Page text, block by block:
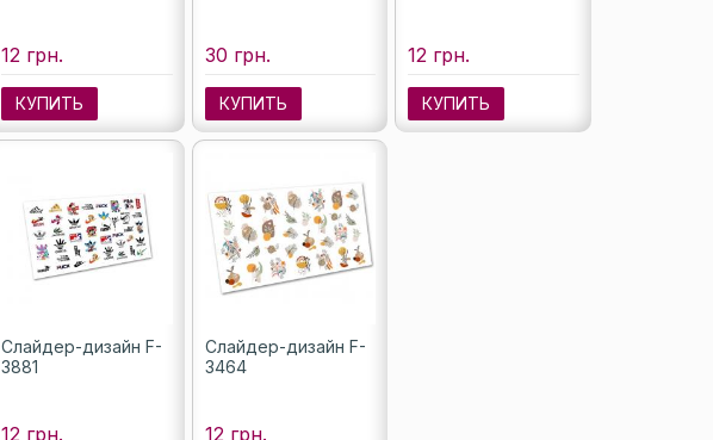
12 грн.
КУПИТЬ
30 грн.
КУПИТЬ
12 грн.
КУПИТЬ
Слайдер-дизайн F-
3881
12 грн.
Слайдер-дизайн F-
3464
12 грн.